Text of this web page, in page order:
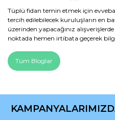
Tüplü fidan temin etmek için
tercih edilebilecek kuruluşların en
üzerinden yapacağınız
noktada hemen irtibata geçerek
Tüm Bloglar